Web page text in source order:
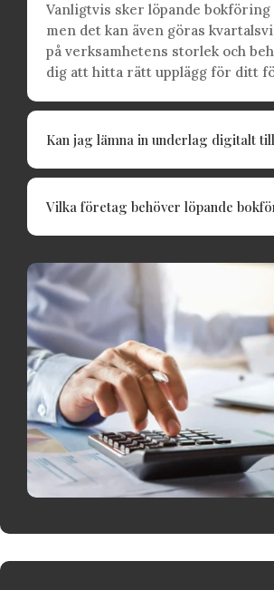
Vanligtvis sker löpande bokföring
men det kan även göras
på verksamhetens storlek och
dig att hitta rätt upplägg för ditt
Kan jag lämna in underlag digitalt
Vilka företag behöver löpande